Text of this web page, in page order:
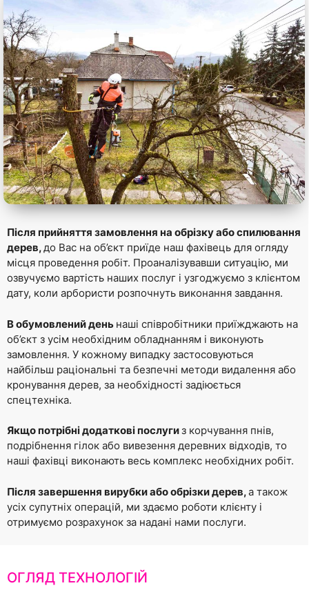
Після прийняття замовлення на обрізку або спилювання
дерев,до Вас на об’єкт приїде наш фахівець для огляду
місця проведення робіт. Проаналізувавши ситуацію, ми
озвучуємо вартість наших послуг і узгоджуємо з клієнтом
дату, коли арбористи розпочнуть виконання завдання.
В обумовлений день наші співробітники приїжджають на
об’єкт з усім необхідним обладнанням і виконують
замовлення. У кожному випадку застосовуються
найбільш раціональні та безпечні методи видалення або
кронування дерев, за необхідності задіюється
спецтехніка.
Якщо потрібні додаткові послугиз корчування пнів,
подрібнення гілок або вивезення деревних відходів, то
наші фахівці виконають весь комплекс необхідних робіт.
Після завершення вирубки або обрізки дерев,а також
усіх супутніх операцій, ми здаємо роботи клієнту і
отримуємо розрахунок за надані нами послуги.
ОГЛЯД ТЕХНОЛОГІЙ